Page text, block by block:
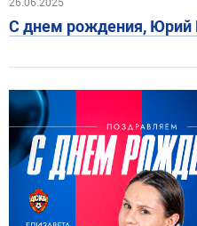
26.06.2025
С днем рождения, Юрий